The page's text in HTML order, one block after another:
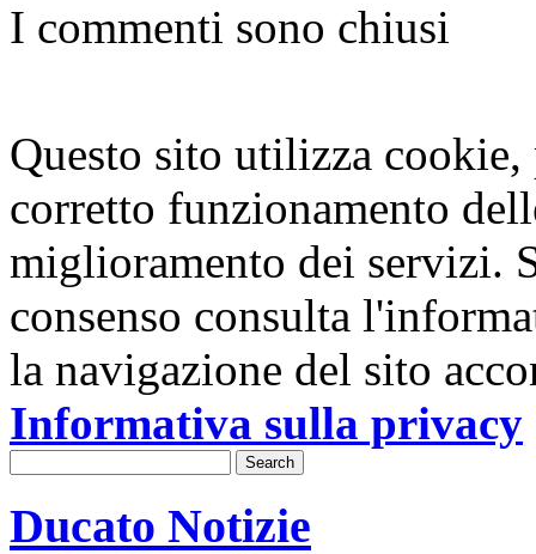
I commenti sono chiusi
Questo sito utilizza
corretto funzionamento
miglioramento dei servizi.
consenso consulta
la navigazione del sito
Informativa sulla privacy
Ducato Notizie